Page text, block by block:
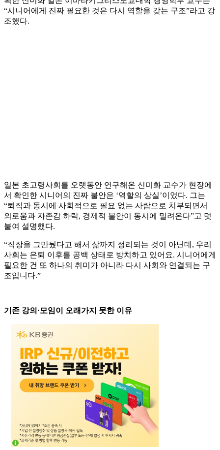
“시니어에게 진짜 필요한 것은 다시 역할을 갖는 구조”라고 강
조했다.
일본 초고령사회를 오랫동안 연구해온 신미화 교수가 현장에
서 확인한 시니어의 진짜 불안은 ‘역할의 상실’이었다. 그는
“퇴직과 동시에 사회적으로 필요 없는 사람으로 치부되면서
외로움과 자존감 하락, 경제적 불안이 동시에 밀려온다”고 덧
붙여 설명했다.
“직장을 그만뒀다고 해서 삶까지 정리되는 것이 아닌데, 우리
사회는 은퇴 이후를 공백 상태로 방치하고 있어요. 시니어에게
필요한 건 또 하나의 취미가 아니라 다시 사회와 연결되는 구
조입니다.”
기존 강의·모임이 오래가지 못한 이유